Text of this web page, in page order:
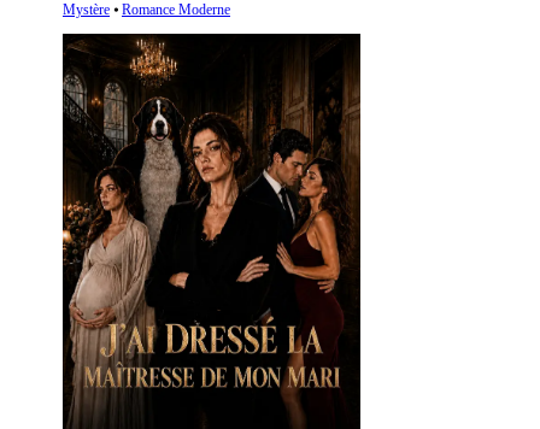
Mystère ⦁ Romance Moderne